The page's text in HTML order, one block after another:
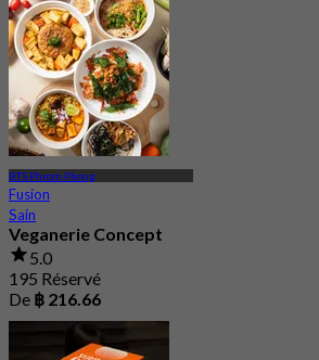
BTS Phrom Phong
Fusion
Sain
Veganerie Concept
5.0
195 Réservé
De ฿ 216.66